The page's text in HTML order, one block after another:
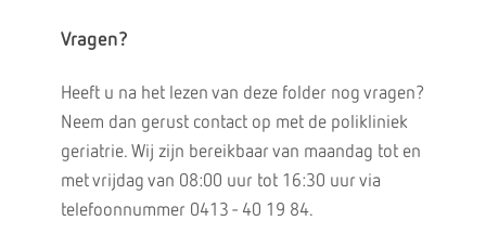
Vragen?
Heeft u na het lezen van deze folder nog vragen?
Neem dan gerust contact op met de polikliniek
geriatrie. Wij zijn bereikbaar van maandag tot en
met vrijdag van 08:00 uur tot 16:30 uur via
telefoonnummer 0413 - 40 19 84.